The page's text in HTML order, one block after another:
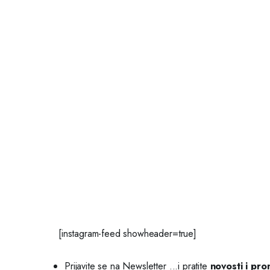
[instagram-feed showheader=true]
Prijavite se na Newsletter ...i pratite novosti i